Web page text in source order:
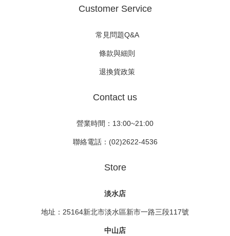
Customer Service
常見問題Q&A
條款與細則
退換貨政策
Contact us
營業時間：13:00~21:00
聯絡電話：(02)2622-4536
Store
淡水店
地址：25164新北市淡水區新市一路三段117號
中山店